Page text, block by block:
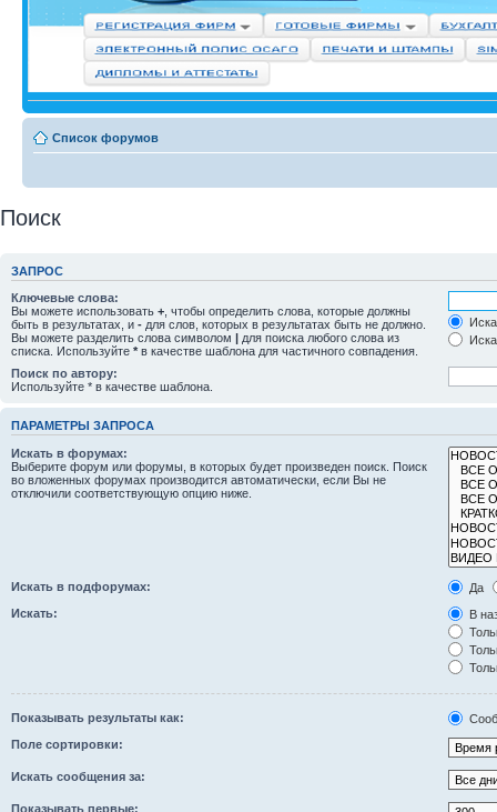
Список форумов
Поиск
ЗАПРОС
Ключевые слова:
Вы можете использовать + , чтобы определить слова, которые должны
быть в результатах, и - для слов, которых в результатах быть не должно.
Вы можете разделить слова символом | для поиска любого слова из
списка. Используйте * в качестве шаблона для частичного совпадения.
Поиск по автору:
Используйте * в качестве шаблона.
ПАРАМЕТРЫ ЗАПРОСА
Искать в форумах:
Выберите форум или форумы, в которых будет произведен поиск. Поиск
во вложенных форумах производится автоматически, если Вы не
отключили соответствующую опцию ниже.
Искать в подфорумах:
Да
Искать:
В
Показывать результаты как:
Поле сортировки:
Искать сообщения за:
Показывать первые: